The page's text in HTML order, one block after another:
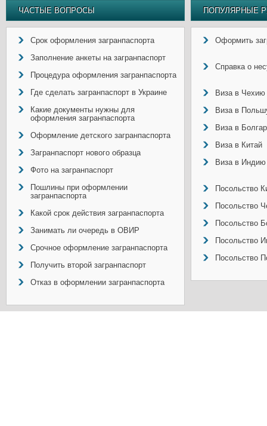
ЧАСТЫЕ ВОПРОСЫ
Срок оформления загранпаспорта
Заполнение анкеты на загранпаспорт
Процедура оформления загранпаспорта
Где сделать загранпаспорт в Украине
Какие документы нужны для
оформления загранпаспорта
Оформление детского загранпаспорта
Загранпаспорт нового образца
Фото на загранпаспорт
Пошлины при оформлении
загранпаспорта
Какой срок действия загранпаспорта
Занимать ли очередь в ОВИР
Срочное оформление загранпаспорта
Получить второй загранпаспорт
Отказ в оформлении загранпаспорта
ПОПУЛЯРНЫЕ
Оформить
Справка о
Виза в Чехию
Виза в
Виза в
Виза в Китай
Виза в Индию
Посольство
Посольство
Посольство
Посольство
Посольство